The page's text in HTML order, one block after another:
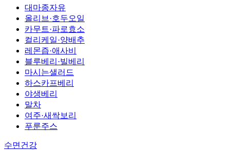
대마종자유
올리브·호두오일
카무트·파로효소
컬리케일·양배추
레몬즙·애사비
블루베리·빌베리
마시는샐러드
하스카프베리
야생베리
말차
여주·새싹보리
푸룬주스
수면건강